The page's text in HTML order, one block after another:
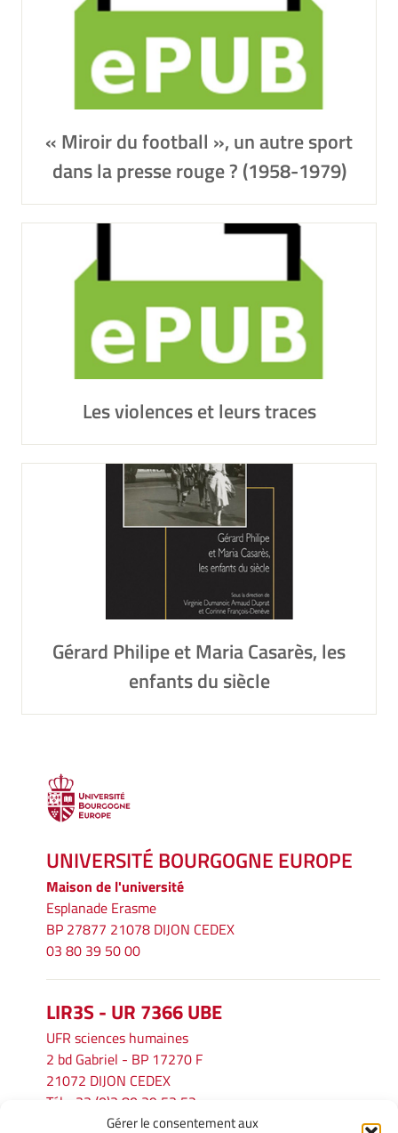
Gérer le consentement aux
« Miroir du football », un autre sport
dans la presse rouge ? (1958-1979)
Les violences et leurs traces
Gérard Philipe et Maria Casarès, les
enfants du siècle
UNIVERSITÉ BOURGOGNE EUROPE
Maison de l'université
Esplanade Erasme
BP 27877 21078 DIJON CEDEX
03 80 39 50 00
LIR3S - UR 7366 UBE
UFR sciences humaines
2 bd Gabriel - BP 17270 F
21072 DIJON CEDEX
Tél. : 33 (0)3 80 39 53 52
lir3s@u-bourgogne.fr